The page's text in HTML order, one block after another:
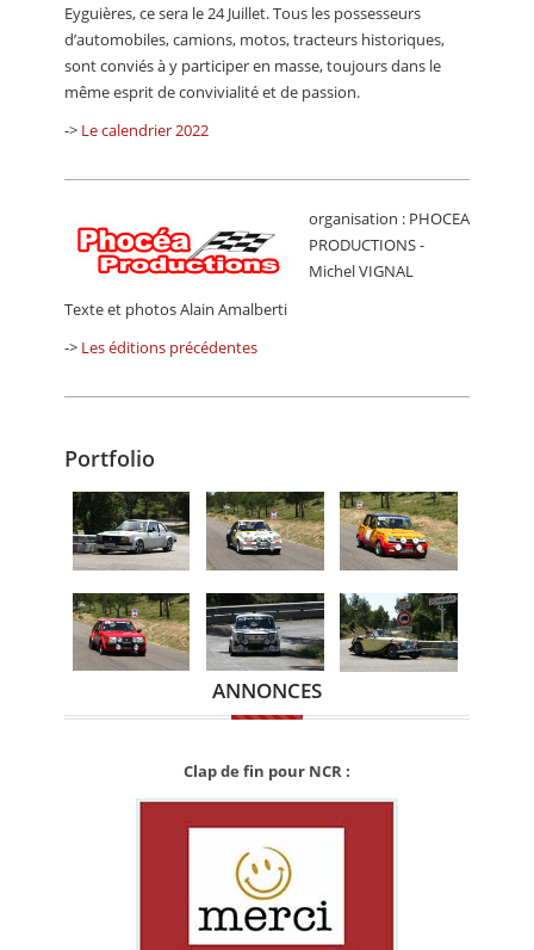
Eyguières, ce sera le 24 Juillet. Tous les possesseurs
d’automobiles, camions, motos, tracteurs historiques,
sont conviés à y participer en masse, toujours dans le
même esprit de convivialité et de passion.
-> Le calendrier 2022
organisation : PHOCEA
PRODUCTIONS -
Michel VIGNAL
Texte et photos Alain Amalberti
-> Les éditions précédentes
Portfolio
ANNONCES
Clap de fin pour NCR :